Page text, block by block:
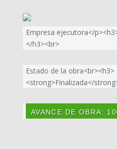
Empresa ejecutora</
</h3><br>
Estado de la obra<br><h3>
<strong>Finalizada</
AVANCE DE OBRA: